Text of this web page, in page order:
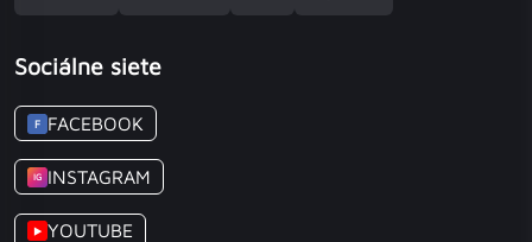
Sociálne siete
F FACEBOOK
IG INSTAGRAM
▶ YOUTUBE